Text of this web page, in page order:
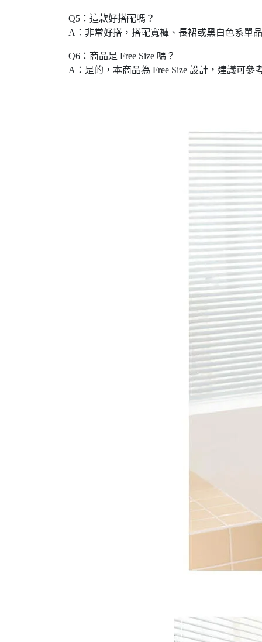
Q5：這款好搭配嗎？
A：非常好搭，搭配寬褲、長裙或黑白色系單
Q6：商品是 Free Size 嗎？
A：是的，本商品為 Free Size 設計，建議可參